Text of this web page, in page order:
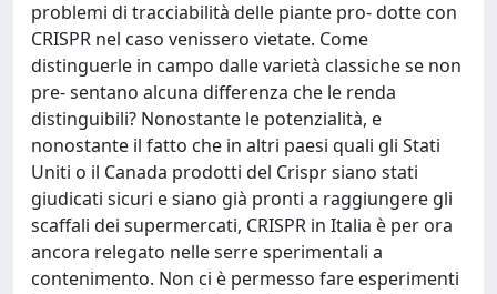
problemi di tracciabilità delle piante pro- dotte con
CRISPR nel caso venissero vietate. Come
distinguerle in campo dalle varietà classiche se non
pre- sentano alcuna differenza che le renda
distinguibili? Nonostante le potenzialità, e
nonostante il fatto che in altri paesi quali gli Stati
Uniti o il Canada prodotti del Crispr siano stati
giudicati sicuri e siano già pronti a raggiungere gli
scaffali dei supermercati, CRISPR in Italia è per ora
ancora relegato nelle serre sperimentali a
contenimento. Non ci è permesso fare esperimenti